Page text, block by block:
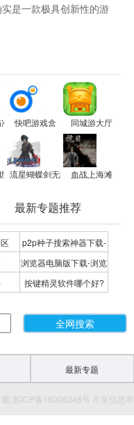
是一款极具创新性的游
器快吧游戏盒 同城游大厅
手流星蝴蝶剑无限气修改器
血战上海滩
最新专题推荐
p2p种子搜索神器下载-
P2P种子搜索神器专题
浏览器电脑版下载-浏览
器下载合集
按键精灵软件哪个好?
最新专题
苏ICP备16008348号 不良信息举